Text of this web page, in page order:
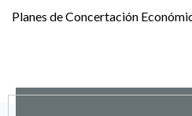
Planes de Concertación